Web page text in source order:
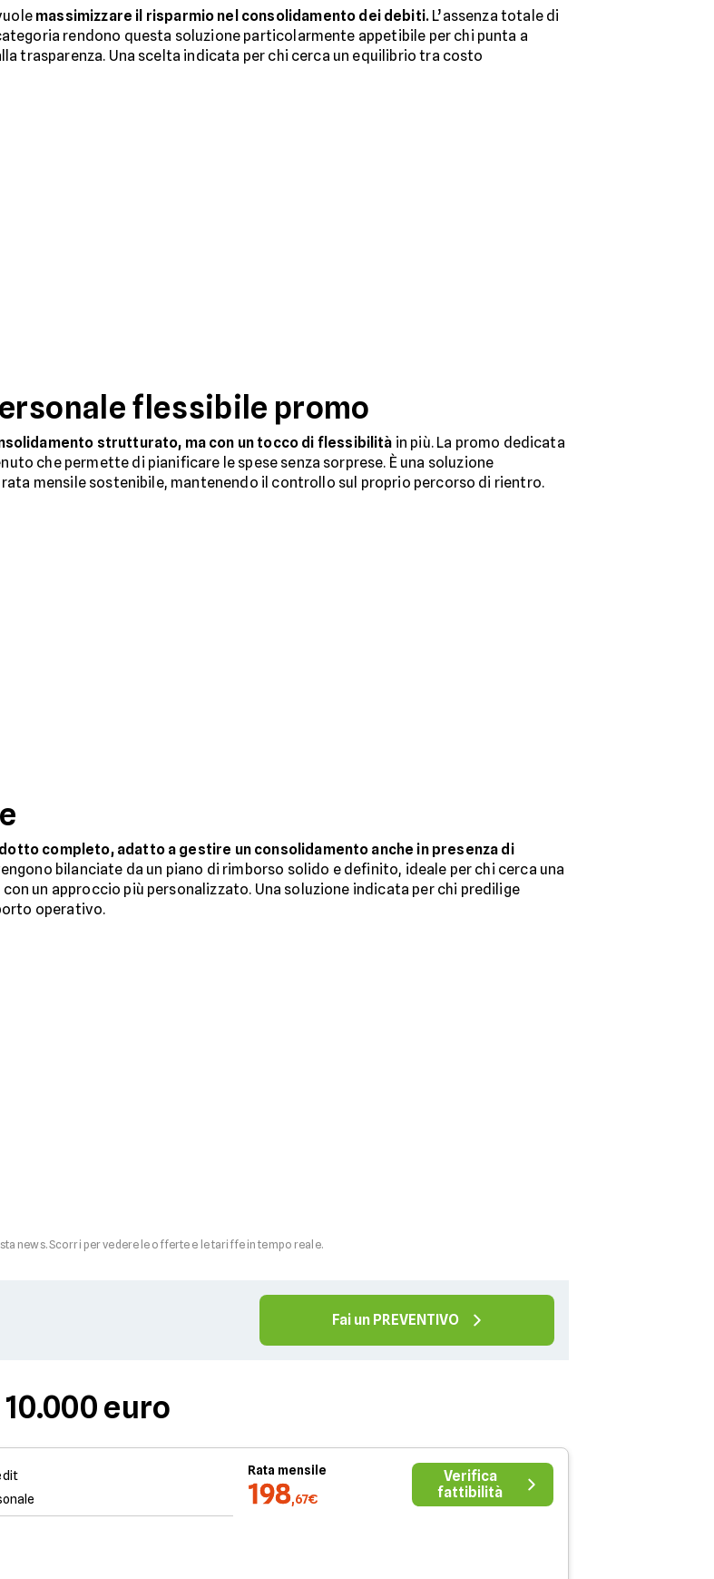
massimizzare il risparmio nel consolidamento dei debiti. L’assenza totale di
rendono questa soluzione particolarmente appetibile per chi punta a
trasparenza. Una scelta indicata per chi cerca un equilibrio tra costo
flessibile promo
strutturato, ma con un tocco di flessibilità in più. La promo dedicata
che permette di pianificare le spese senza sorprese. È una soluzione
mensile sostenibile, mantenendo il controllo sul proprio percorso di rientro.
completo, adatto a gestire un consolidamento anche in presenza di
bilanciate da un piano di rimborso solido e definito, ideale per chi cerca una
un approccio più personalizzato. Una soluzione indicata per chi predilige
operativo.
news. Scorri per vedere le offerte e le tariffe in tempo reale.
Fai un PREVENTIVO
euro
Rata mensile
198,67€
Verifica
fattibilità